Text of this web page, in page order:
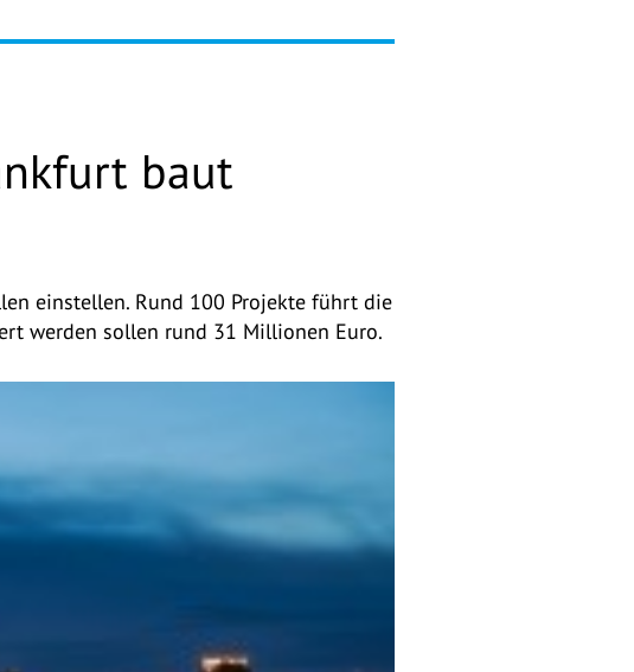
baut
einstellen. Rund 100 Projekte führt die
werden sollen rund 31 Millionen Euro.